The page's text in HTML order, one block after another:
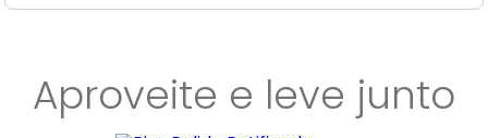
Aproveite e leve junto